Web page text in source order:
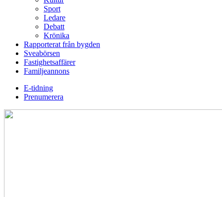
Sport
Ledare
Debatt
Krönika
Rapporterat från bygden
Sveabörsen
Fastighetsaffärer
Familjeannons
E-tidning
Prenumerera